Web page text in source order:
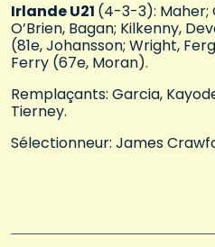
Irlande U21 (4-3-3): Maher;
O’Brien, Bagan; Kilkenny,
(81e, Johansson; Wright,
Ferry (67e, Moran).
Remplaçants: Garcia,
Tierney.
Sélectionneur: James